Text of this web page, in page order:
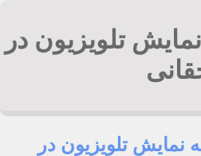
تلویزیون در
تلویزیون در